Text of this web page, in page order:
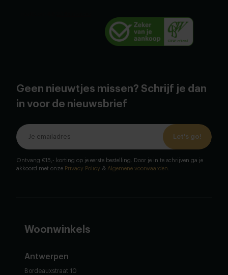
Geen nieuwtjes missen? Schrijf je dan
in voor de nieuwsbrief
Let's go!
Ontvang €15,- korting op je eerste bestelling. Door je in te schrijven ga je
akkoord met onze Privacy Policy & Algemene voorwaarden.
Woonwinkels
Antwerpen
Bordeauxstraat 10